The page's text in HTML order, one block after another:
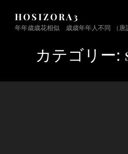
HOSIZORA3
年年歳歳花相似 歳歳年年人不同 （唐
カテゴリー: